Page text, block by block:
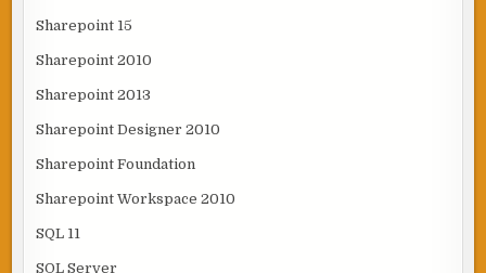
Sharepoint 15
Sharepoint 2010
Sharepoint 2013
Sharepoint Designer 2010
Sharepoint Foundation
Sharepoint Workspace 2010
SQL 11
SQL Server